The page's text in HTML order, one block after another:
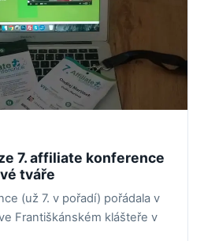
7. affiliate konference
tváře
(už 7. v pořadí) pořádala v
Františkánském klášteře v